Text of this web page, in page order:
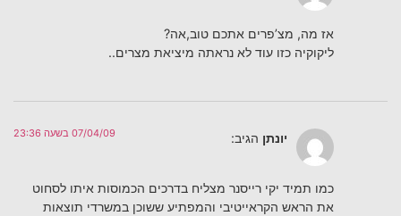
אז מה, מצ’פרים אתכם טוב,אה?
ליקוקיה כזו עוד לא נראתה מיציאת מצרים..
יונתן הגיב: 07/04/09 בשעה 23:36
כמו תמיד יקי רייסנר מצליח בדרכים הכמוסות איתו לסחוט
את הראש הקראייטיבי והמפתיע ששוכן במשרדי תוצאות